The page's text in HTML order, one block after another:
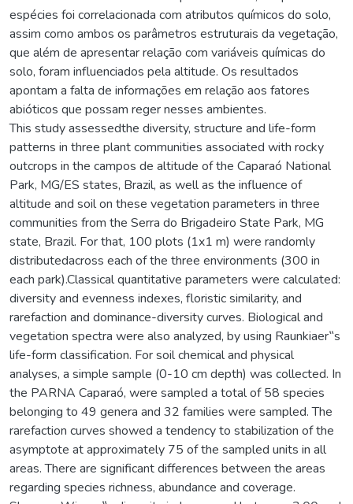
espécies foi correlacionada com atributos químicos do solo,
assim como ambos os parâmetros estruturais da vegetação,
que além de apresentar relação com variáveis químicas do
solo, foram influenciados pela altitude. Os resultados
apontam a falta de informações em relação aos fatores
abióticos que possam reger nesses ambientes.
This study assessedthe diversity, structure and life-form
patterns in three plant communities associated with rocky
outcrops in the campos de altitude of the Caparaó National
Park, MG/ES states, Brazil, as well as the influence of
altitude and soil on these vegetation parameters in three
communities from the Serra do Brigadeiro State Park, MG
state, Brazil. For that, 100 plots (1x1 m) were randomly
distributedacross each of the three environments (300 in
each park).Classical quantitative parameters were calculated:
diversity and evenness indexes, floristic similarity, and
rarefaction and dominance-diversity curves. Biological and
vegetation spectra were also analyzed, by using Raunkiaer‟s
life-form classification. For soil chemical and physical
analyses, a simple sample (0-10 cm depth) was collected. In
the PARNA Caparaó, were sampled a total of 58 species
belonging to 49 genera and 32 families were sampled. The
rarefaction curves showed a tendency to stabilization of the
asymptote at approximately 75 of the sampled units in all
areas. There are significant differences between the areas
regarding species richness, abundance and coverage.